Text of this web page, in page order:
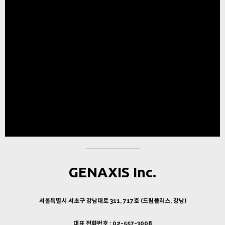
GENAXIS Inc.
서울특별시 서초구 강남대로 311, 717호 (드림플러스, 강남)
대표 전화번호 : 02-557-3008